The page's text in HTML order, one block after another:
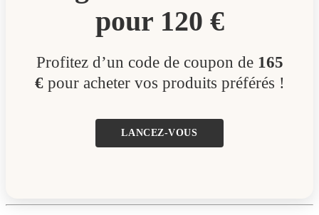
pour 120 €
Profitez d’un code de coupon de 165
€ pour acheter vos produits préférés !
LANCEZ-VOUS